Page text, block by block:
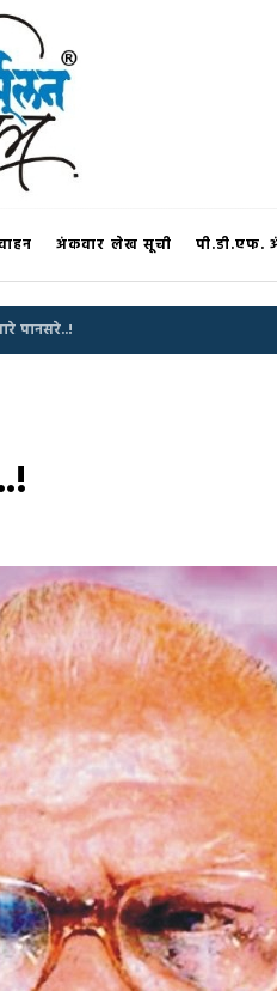
®
अंकवार लेख सूची पी.डी.एफ.
पानसरे..!